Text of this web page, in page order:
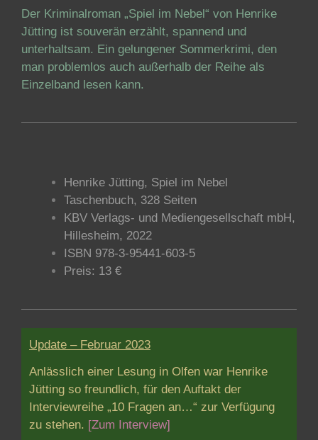
Der Kriminalroman „Spiel im Nebel“ von Henrike
Jütting ist souverän erzählt, spannend und
unterhaltsam. Ein gelungener Sommerkrimi, den
man problemlos auch außerhalb der Reihe als
Einzelband lesen kann.
Henrike Jütting, Spiel im Nebel
Taschenbuch, 328 Seiten
KBV Verlags- und Mediengesellschaft mbH,
Hillesheim, 2022
ISBN 978-3-95441-603-5
Preis: 13 €
Update – Februar 2023
Anlässlich einer Lesung in Olfen war Henrike
Jütting so freundlich, für den Auftakt der
Interviewreihe „10 Fragen an…“ zur Verfügung
zu stehen. [Zum Interview]